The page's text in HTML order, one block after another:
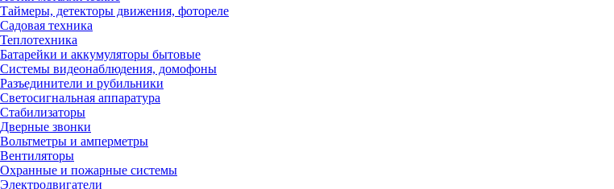
Таймеры, детекторы движения, фотореле
Садовая техника
Теплотехника
Батарейки и аккумуляторы бытовые
Системы видеонаблюдения, домофоны
Разъединители и рубильники
Светосигнальная аппаратура
Стабилизаторы
Дверные звонки
Вольтметры и амперметры
Вентиляторы
Охранные и пожарные системы
Электродвигатели